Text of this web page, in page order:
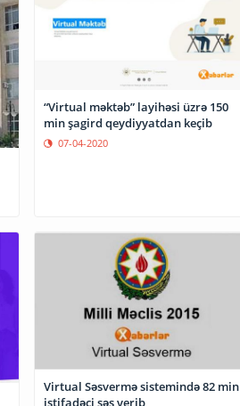
“Virtual məktəb” layihəsi üzrə 150
min şagird qeydiyyatdan keçib
07-04-2020
Virtual Səsvermə sistemində 82 min
istifadəçi səs verib